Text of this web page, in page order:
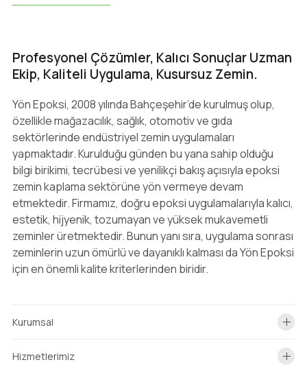
Profesyonel Çözümler, Kalıcı Sonuçlar Uzman
Ekip, Kaliteli Uygulama, Kusursuz Zemin.
Yön Epoksi, 2008 yılında Bahçeşehir’de kurulmuş olup,
özellikle mağazacılık, sağlık, otomotiv ve gıda
sektörlerinde endüstriyel zemin uygulamaları
yapmaktadır. Kurulduğu günden bu yana sahip olduğu
bilgi birikimi, tecrübesi ve yenilikçi bakış açısıyla epoksi
zemin kaplama sektörüne yön vermeye devam
etmektedir. Firmamız, doğru epoksi uygulamalarıyla kalıcı,
estetik, hijyenik, tozumayan ve yüksek mukavemetli
zeminler üretmektedir. Bunun yanı sıra, uygulama sonrası
zeminlerin uzun ömürlü ve dayanıklı kalması da Yön Epoksi
için en önemli kalite kriterlerinden biridir.
Kurumsal
Hizmetlerimiz